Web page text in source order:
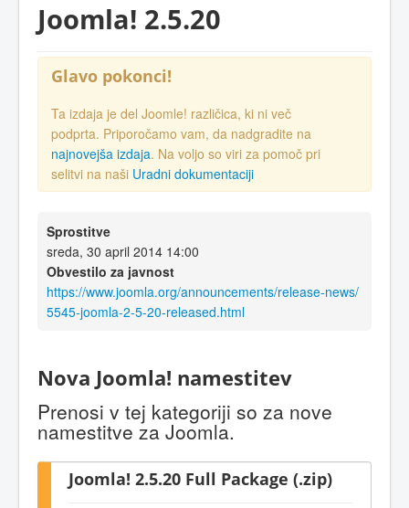
Joomla! 2.5.20
Glavo pokonci!
Ta izdaja je del Joomle! različica, ki ni več
podprta. Priporočamo vam, da nadgradite na
najnovejša izdaja. Na voljo so viri za pomoč pri
selitvi na naši Uradni dokumentaciji
Sprostitve
sreda, 30 april 2014 14:00
Obvestilo za javnost
https://www.joomla.org/announcements/release-news/
5545-joomla-2-5-20-released.html
Nova Joomla! namestitev
Prenosi v tej kategoriji so za nove
namestitve za Joomla.
Joomla! 2.5.20 Full Package (.zip)